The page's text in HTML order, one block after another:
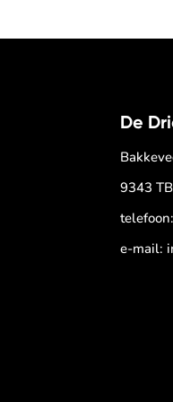
De
9343
e-mail: